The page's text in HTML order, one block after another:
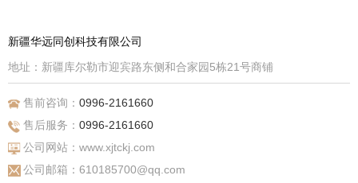
新疆华远同创科技有限公司
地址：新疆库尔勒市迎宾路东侧和合家园5栋21号商铺
售前咨询： 0996-2161660
售后服务： 0996-2161660
公司网站：www.xjtckj.com
公司邮箱：610185700@qq.com